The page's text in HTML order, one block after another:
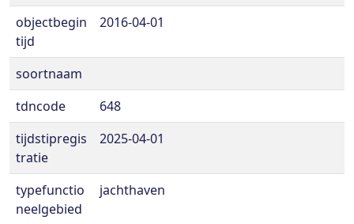
objectbegin
tijd
2016-04-01
soortnaam
tdncode
648
tijdstipregis
tratie
2025-04-01
typefunctio
neelgebied
jachthaven